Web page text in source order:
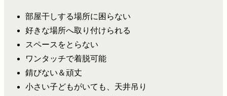
部屋干しする場所に困らない
好きな場所へ取り付けられる
スペースをとらない
ワンタッチで着脱可能
錆びない＆頑丈
小さい子どもがいても、天井吊り